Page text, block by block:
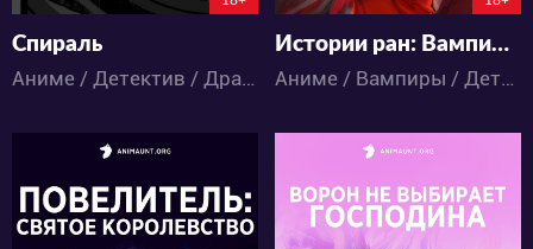
Спираль
Аниме / Детектив / Драма / Психология / Романтика / Паранормальное / Сёнэн / Ужасы
Истории ран: Вампир Коёми
Аниме / Вампиры / Детектив / Паранормальное / Экшен